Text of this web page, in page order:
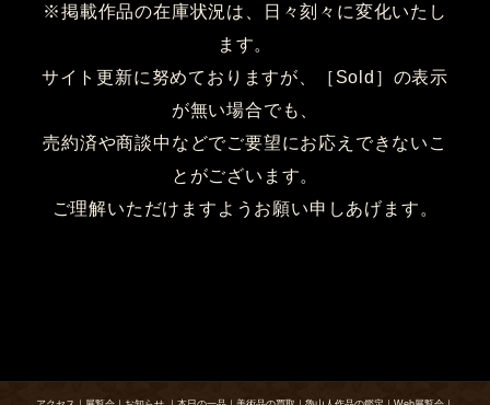
※掲載作品の在庫状況は、日々刻々に変化いたし
ます。
サイト更新に努めておりますが、［Sold］の表示
が無い場合でも、
売約済や商談中などでご要望にお応えできないこ
とがございます。
ご理解いただけますようお願い申しあげます。